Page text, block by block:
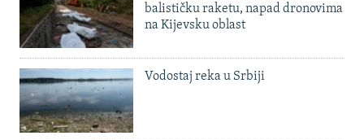
balističku raketu, napad dronovima
na Kijevsku oblast
Vodostaj reka u Srbiji